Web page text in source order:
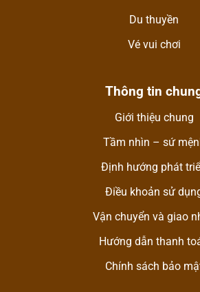
Du thuyền
Vé vui chơi
Thông tin
Giới thiệu chung
Tầm nhìn – sứ
Định hướng phát
Điều khoản sử
Vận chuyển và giao
Hướng dẫn thanh
Chính sách bảo